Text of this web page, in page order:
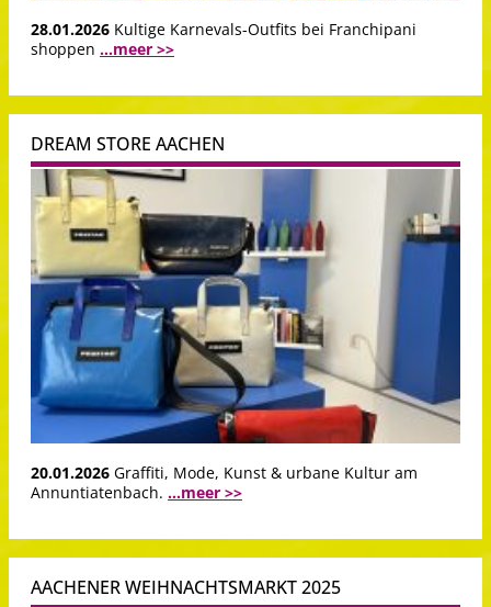
28.01.2026 Kultige Karnevals-Outfits bei Franchipani
shoppen ...meer >>
DREAM STORE AACHEN
20.01.2026 Graffiti, Mode, Kunst & urbane Kultur am
Annuntiatenbach. ...meer >>
AACHENER WEIHNACHTSMARKT 2025